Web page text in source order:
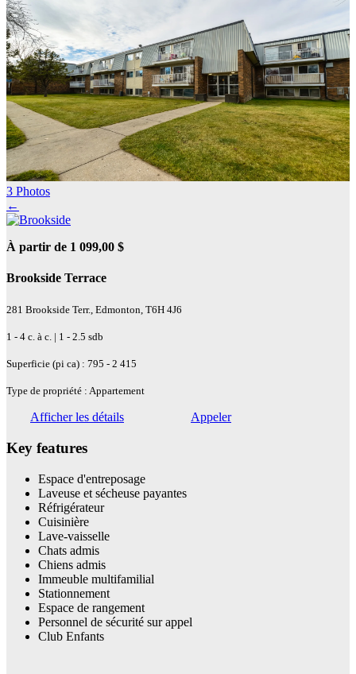
3 Photos
←
À partir de 1 099,00 $
Brookside Terrace
281 Brookside Terr., Edmonton, T6H 4J6
1 - 4 c. à c. | 1 - 2.5 sdb
Superficie (pi ca) : 795 - 2 415
Type de propriété : Appartement
Afficher les détails Appeler
Key features
Espace d'entreposage
Laveuse et sécheuse payantes
Réfrigérateur
Cuisinière
Lave-vaisselle
Chats admis
Chiens admis
Immeuble multifamilial
Stationnement
Espace de rangement
Personnel de sécurité sur appel
Club Enfants